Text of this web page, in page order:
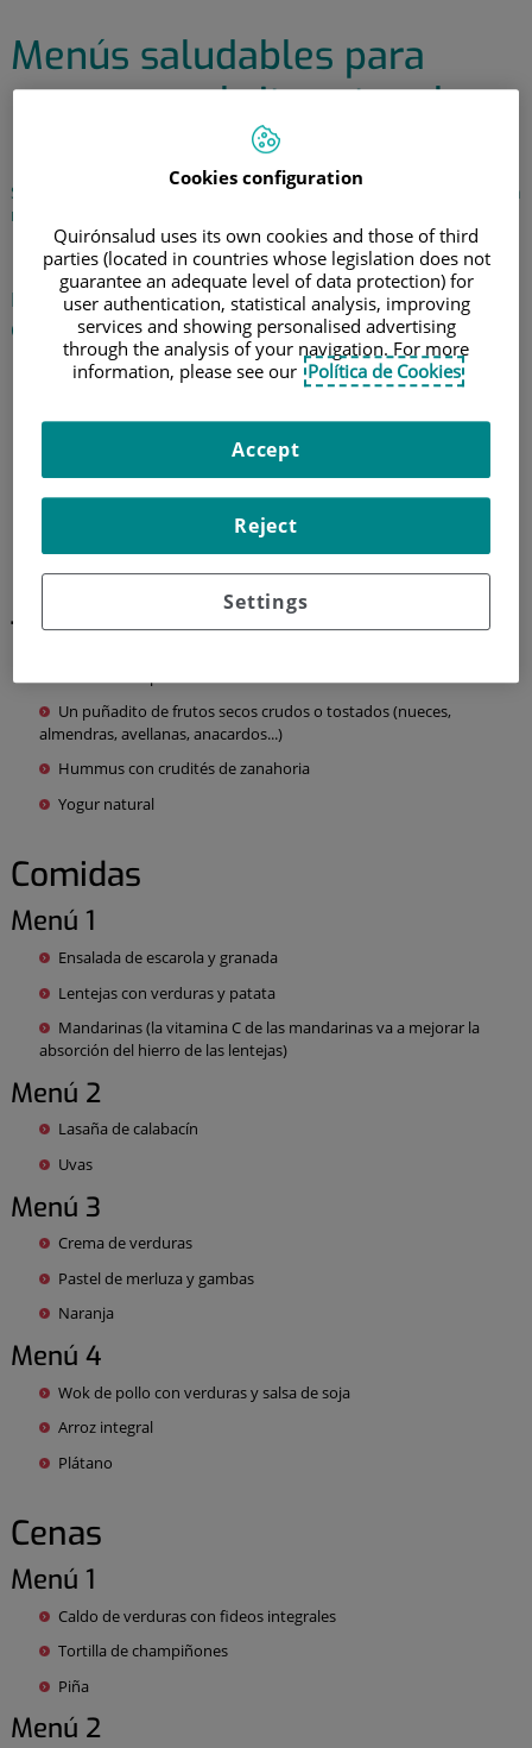
Menús saludables para
recuperar el ritmo tras la
Sugerencias de desayunos, almuerzos, comidas y cenas para un
menú equilibrado
9 de enero de 2018
Elena de la Fuente Hidalgo, nutricionista delHospital
Quirónsalud San José
, nos propone:
Desayunos
semillas de sésamo
Leche o bebida vegetal, pastelitos de avena y plátano
Tentempiés
Un puñadito de frutos secos crudos o tostados (nueces,
almendras, avellanas, anacardos...)
Hummus con crudités de zanahoria
Yogur natural
Comidas
Menú 1
Ensalada de escarola y granada
Lentejas con verduras y patata
Mandarinas (la vitamina C de las mandarinas va a mejorar la
absorción del hierro de las lentejas)
Menú 2
Lasaña de calabacín
Uvas
Menú 3
Crema de verduras
Pastel de merluza y gambas
Naranja
Menú 4
Wok de pollo con verduras y salsa de soja
Arroz integral
Plátano
Cenas
Menú 1
Caldo de verduras con fideos integrales
Tortilla de champiñones
Piña
Menú 2
Cookies configuration
Quirónsalud uses its own cookies and those of third
parties (located in countries whose legislation does not
guarantee an adequate level of data protection) for
user authentication, statistical analysis, improving
services and showing personalised advertising
through the analysis of your navigation. For more
information, please see our Política de Cookies
Settings
Reject
Accept